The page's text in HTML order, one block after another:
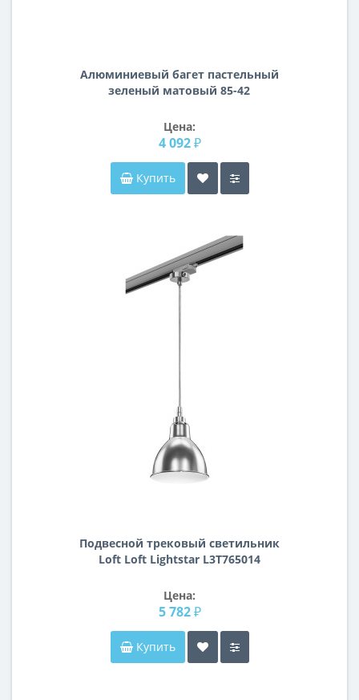
Алюминиевый багет пастельный
зеленый матовый 85-42
Цена:
4 092 ₽
Купить
Подвесной трековый светильник
Loft Loft Lightstar L3T765014
Цена:
5 782 ₽
Купить